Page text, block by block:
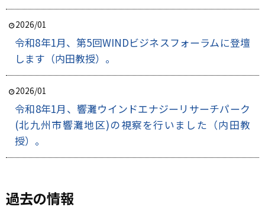
2026/01
令和8年1月、第5回WINDビジネスフォーラムに登壇
します（内田教授）。
2026/01
令和8年1月、響灘ウインドエナジーリサーチパーク
(北九州市響灘地区)の視察を行いました（内田教
授）。
過去の情報